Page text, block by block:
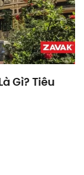
Gì? Tiêu